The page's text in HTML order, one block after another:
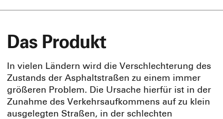
Das Produkt
In vielen Ländern wird die Verschlechterung des
Zustands der Asphaltstraßen zu einem immer
größeren Problem. Die Ursache hierfür ist in der
Zunahme des Verkehrsaufkommens auf zu klein
ausgelegten Straßen, in der schlechten